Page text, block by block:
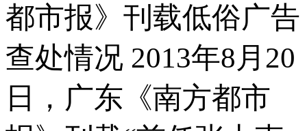
都市报》刊载低俗广告
查处情况 2013年8月20
日，广东《南方都市